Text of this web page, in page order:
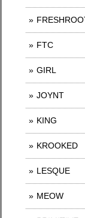
FTC
GIRL
JOYNT
KING
KROOKED
LESQUE
MEOW